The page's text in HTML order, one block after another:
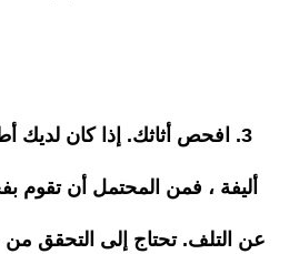
3. افحص أثاثك. إذا كان لديك
أليفة ، فمن المحتمل أن تقوم
عن التلف. تحتاج إلى التحقق